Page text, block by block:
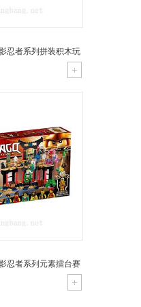
忍者系列拼装积木玩
忍者系列元素擂台赛